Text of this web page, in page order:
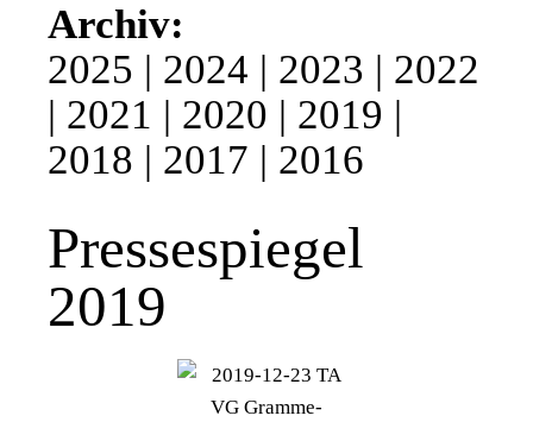
Archiv:
2025 | 2024 | 2023 | 2022
| 2021 | 2020 | 2019 |
2018 | 2017 | 2016
Pressespiegel
2019